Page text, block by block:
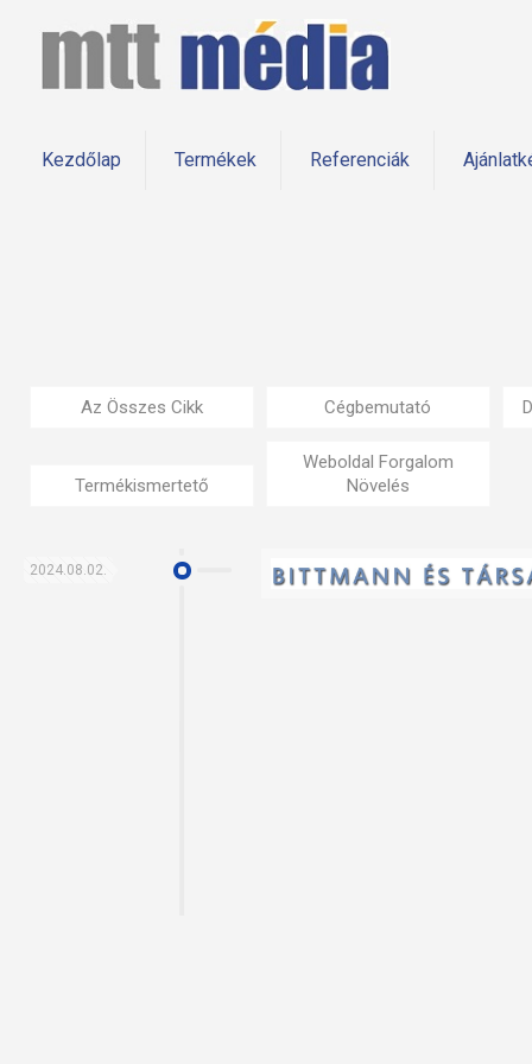
Kezdőlap Termékek Referenciák
Az Összes Cikk Cégbemutató
Termékismertető
Weboldal Forgalom
Növelés
2024.08.02.